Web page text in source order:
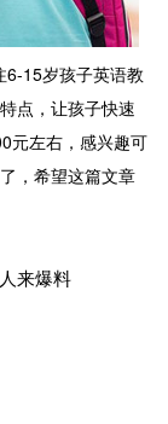
15岁孩子英语教
点，让孩子快速
元左右，感兴趣可
，希望这篇文章
来爆料